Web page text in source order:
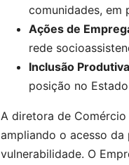
comunidades, em
Ações de
rede
Inclusão
posição no
A diretora de
ampliando o acesso
vulnerabilidade. O